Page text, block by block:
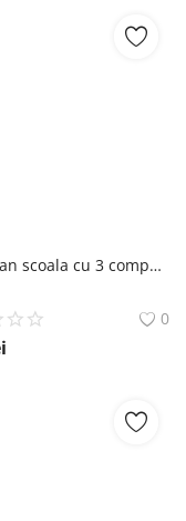
Ghiozdan scoala cu 3 compartimente Starpak Cute Kitty Starpak
0